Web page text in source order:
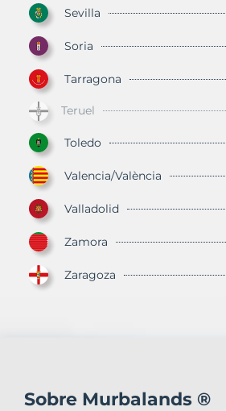
Sevilla
Soria
Tarragona
Teruel
Toledo
Valencia/València
Valladolid
Zamora
Zaragoza
Sobre Murbalands ®